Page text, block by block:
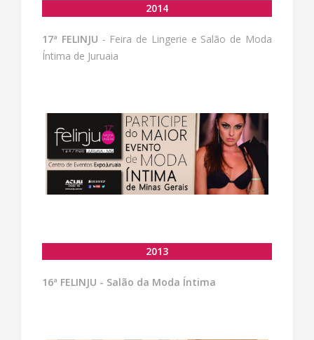
2014
17ª FELINJU - Feira de Lingerie e Salão de Moda
Íntima de Juruaia
2013
16ª FELINJU - Salão da Moda Íntima